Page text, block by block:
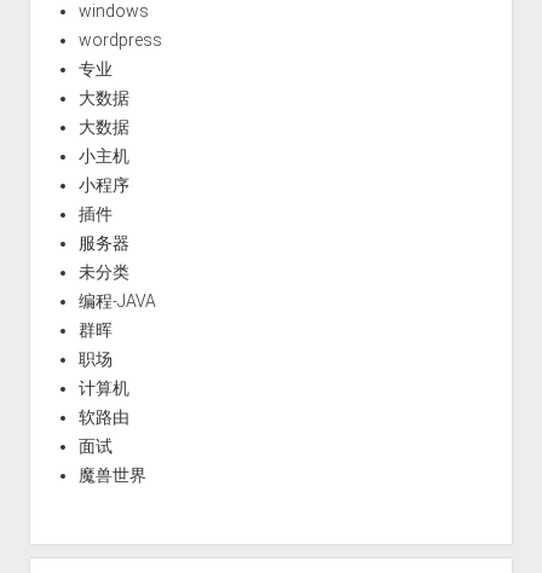
windows
wordpress
专业
大数据
大数据
小主机
小程序
插件
服务器
未分类
编程-JAVA
群晖
职场
计算机
软路由
面试
魔兽世界